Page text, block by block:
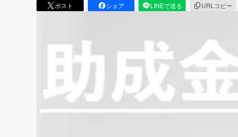
ポスト シェア LINEで送る URLコピー